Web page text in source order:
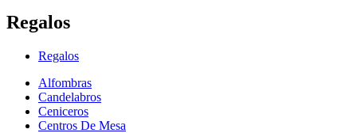
Regalos
Regalos
Alfombras
Candelabros
Ceniceros
Centros De Mesa